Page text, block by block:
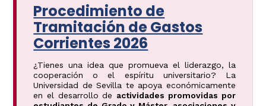
Procedimiento de
Tramitación de Gastos
Corrientes 2026
¿Tienes una idea que promueva el liderazgo, la
cooperación o el espíritu universitario? La
Universidad de Sevilla te apoya económicamente
en el desarrollo de actividades promovidas por